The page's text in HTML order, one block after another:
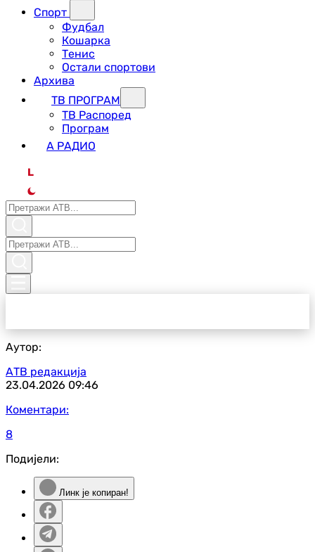
Спорт
Фудбал
Кошарка
Тенис
Остали спортови
Архива
ТВ ПРОГРАМ
ТВ Распоред
Програм
А РАДИО
L
Аутор:
АТВ редакција
23.04.2026 09:46
Коментари:
8
Подијели:
Линк је копиран!